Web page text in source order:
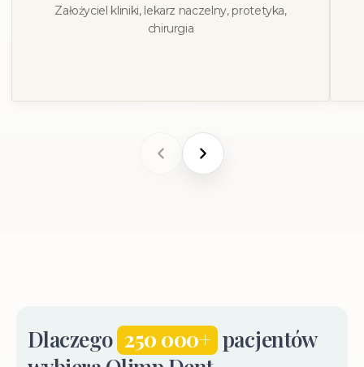
Założyciel kliniki, lekarz naczelny, protetyka,
chirurgia
Dlaczego 250 000+ pacjentów